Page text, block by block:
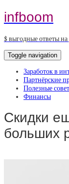
infboom
$ выгодные ответы
Toggle navigation
Заработок в
Партнёрские
Полезные
Финансы
Скидки
больших